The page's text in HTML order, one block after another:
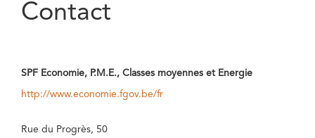
Contact
SPF Economie, P.M.E., Classes moyennes et Energie
http://www.economie.fgov.be/fr
Rue du Progrès, 50